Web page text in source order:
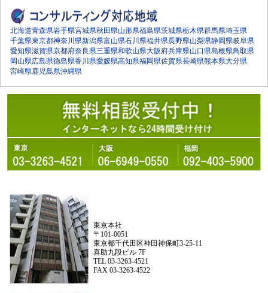
北海道青森県岩手県宮城県秋田県山形県福島県茨城県栃木県群馬県埼玉県
千葉県東京都神奈川県新潟県富山県石川県福井県長野県山梨県静岡県岐阜県
愛知県滋賀県京都府奈良県三重県和歌山県大阪府兵庫県山口県島根県鳥取県
岡山県広島県徳島県香川県愛媛県高知県福岡県佐賀県長崎県熊本県大分県
宮崎県鹿児島県沖縄県
東京本社
〒101-0051
東京都千代田区神田神保町3-25-11
喜助九段ビル 7F
TEL 03-3263-4521
FAX 03-3263-4522